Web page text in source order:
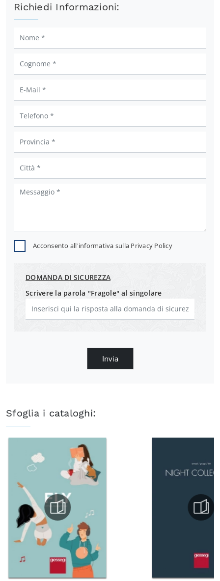
Richiedi Informazioni:
Acconsento all'informativa sulla Privacy Policy
DOMANDA DI SICUREZZA
Scrivere la parola "Fragole" al singolare
Invia
Sfoglia i cataloghi: